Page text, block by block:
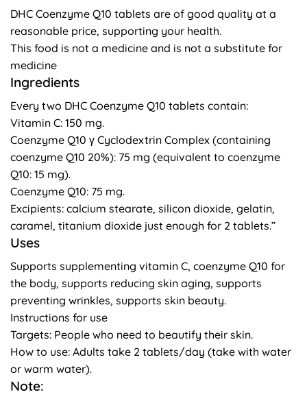
DHC Coenzyme Q10 tablets are of good quality at a
reasonable price, supporting your health.
This food is not a medicine and is not a substitute for
medicine
Ingredients
Every two DHC Coenzyme Q10 tablets contain:
Vitamin C: 150 mg.
Coenzyme Q10 γ Cyclodextrin Complex (containing
coenzyme Q10 20%): 75 mg (equivalent to coenzyme
Q10: 15 mg).
Coenzyme Q10: 75 mg.
Excipients: calcium stearate, silicon dioxide, gelatin,
caramel, titanium dioxide just enough for 2 tablets.”
Uses
Supports supplementing vitamin C, coenzyme Q10 for
the body, supports reducing skin aging, supports
preventing wrinkles, supports skin beauty.
Instructions for use
Targets: People who need to beautify their skin.
How to use: Adults take 2 tablets/day (take with water
or warm water).
Note: